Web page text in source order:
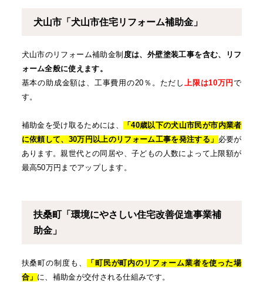
犬山市「犬山市住宅リフォーム補助金」
犬山市のリフォーム補助金制 度は、外壁塗装工事を含む、リフ
ォーム全般に使えます。
基本の助成金額は、工事費用の20％。ただし
上限は10万円で
す。
補助金を受け取るためには、
「40歳以下の犬山市民が市内業者
に依頼して、30万円以上のリフォーム工事を発注する」
必要が
あります。親世代との同居や、子どもの人数によって上限額が
最高50万円までアップします。
扶桑町「環境にやさしい住宅改善促進事業補
助金」
扶桑町の制度も、
「町民が町内のリフォーム業者を使った場
合」 に、補助金が交付される仕組みです。